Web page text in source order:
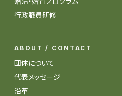
行政職員研修
ABOUT / CONTACT
団体について
代表メッセージ
沿革